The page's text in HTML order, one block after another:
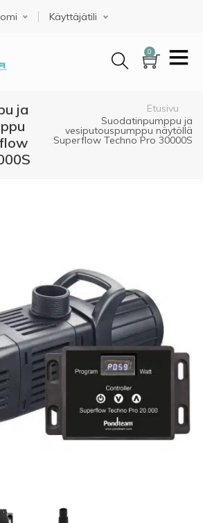
Select your language
Käyttäjätili
0
ja
MurupolkuEtusivu
Suodatinpumppu ja
vesiputouspumppu näytöllä
Superflow Techno Pro 30000S